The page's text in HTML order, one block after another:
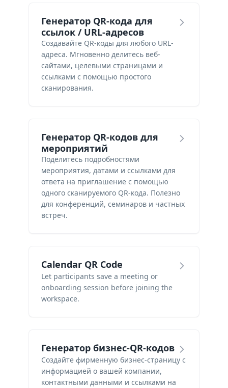
Генератор QR-кода для
ссылок / URL-адресов
Создавайте QR-коды для любого URL-
адреса. Мгновенно делитесь веб-
сайтами, целевыми страницами и
ссылками с помощью простого
сканирования.
Генератор QR-кодов для
мероприятий
Поделитесь подробностями
мероприятия, датами и ссылками для
ответа на приглашение с помощью
одного сканируемого QR-кода. Полезно
для конференций, семинаров и частных
встреч.
Calendar QR Code
Let participants save a meeting or
onboarding session before joining the
workspace.
Генератор бизнес-QR-кодов
Создайте фирменную бизнес-страницу с
информацией о вашей компании,
контактными данными и ссылками на